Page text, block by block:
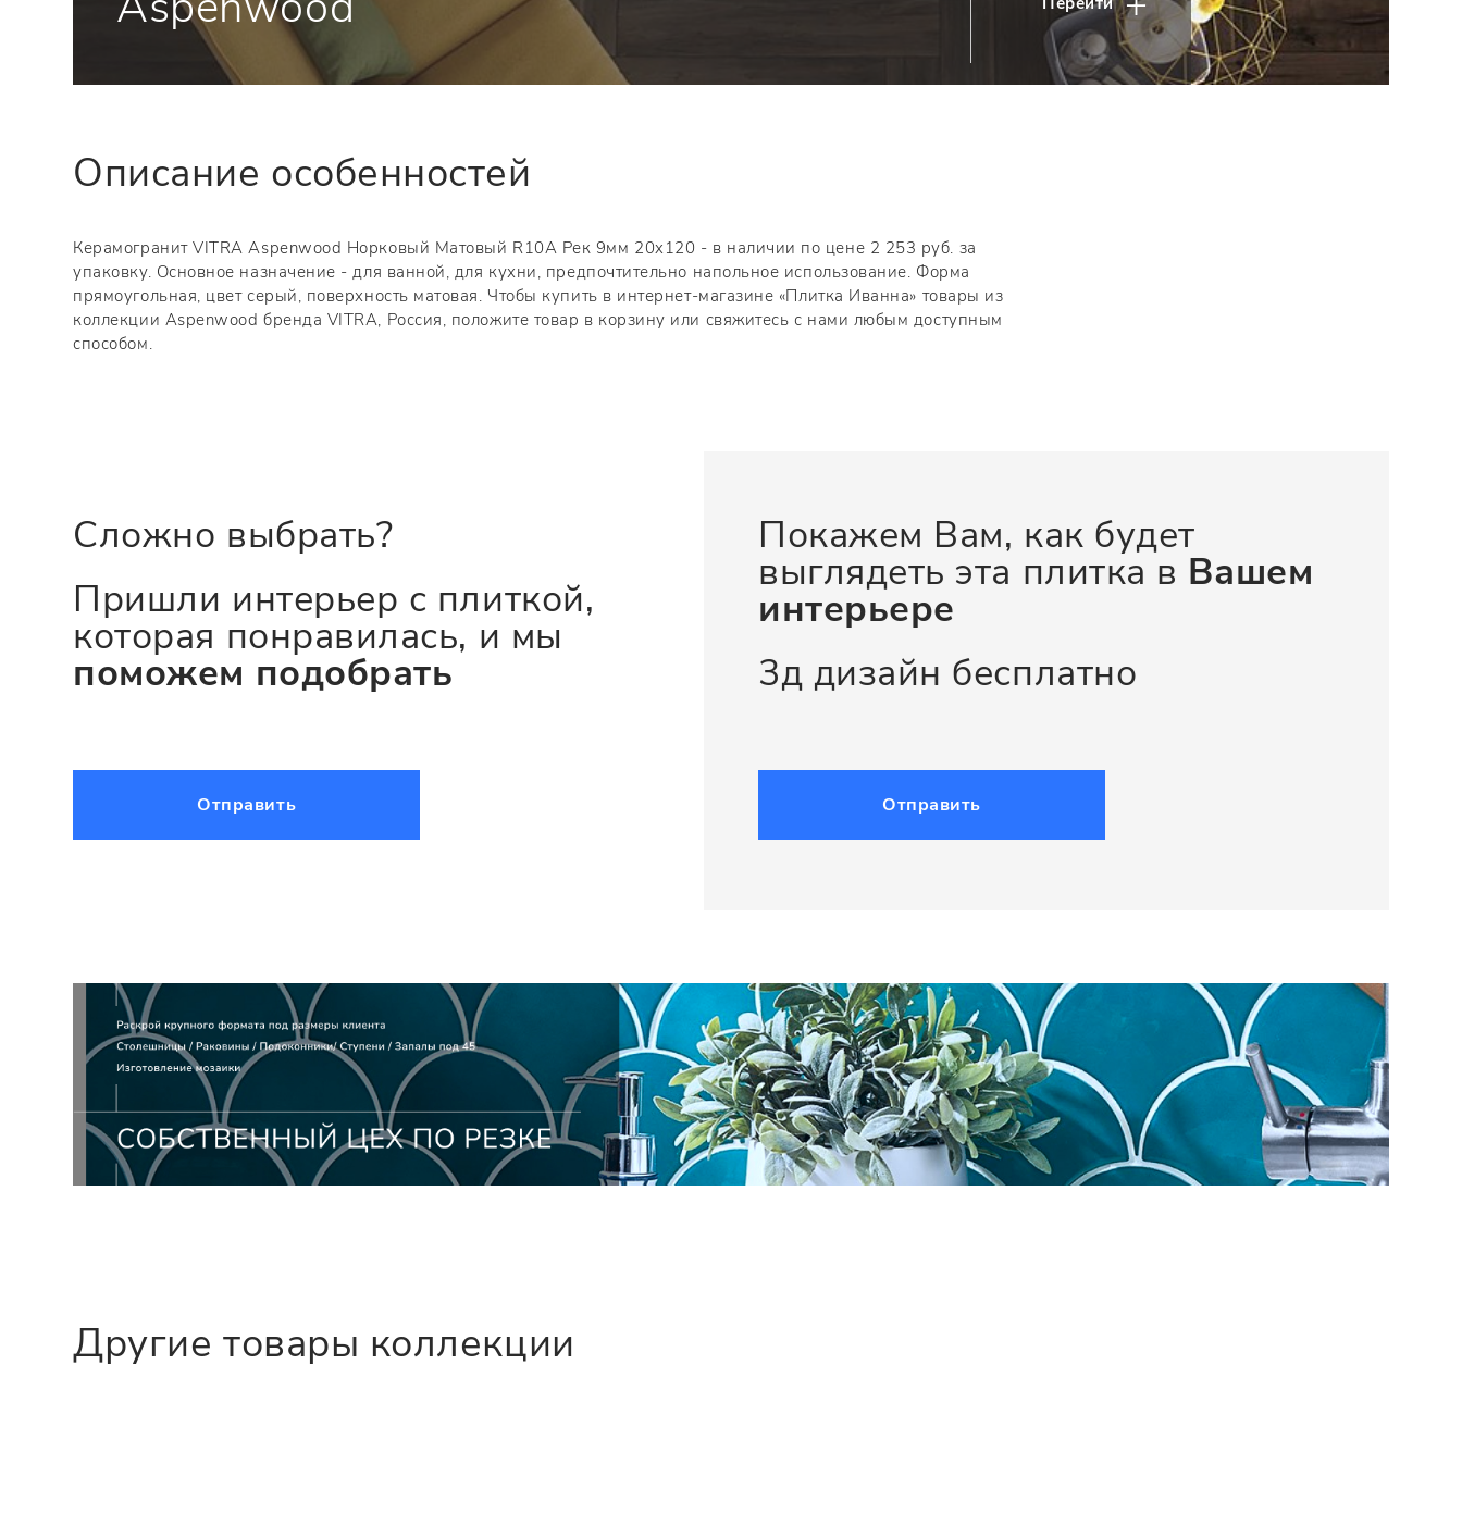
Описание особенностей
Керамогранит VITRA Aspenwood Норковый Матовый R10A Рек 9мм 20x120 - в наличии по цене 2 253 руб. за
упаковку. Основное назначение - для ванной, для кухни, предпочтительно напольное использование. Форма
прямоугольная, цвет серый, поверхность матовая. Чтобы купить в интернет-магазине «Плитка Иванна» товары из
коллекции Aspenwood бренда VITRA, Россия, положите товар в корзину или свяжитесь с нами любым доступным
способом.
Сложно выбрать?
Пришли интерьер с плиткой,
которая понравилась, и мы
поможем подобрать
Отправить
Покажем Вам, как будет
выглядеть эта плитка в Вашем
интерьере
3д дизайн бесплатно
Отправить
Другие товары коллекции